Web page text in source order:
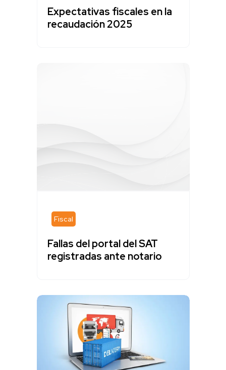
Expectativas fiscales en la
recaudación 2025
Fiscal
Fallas del portal del SAT
registradas ante notario